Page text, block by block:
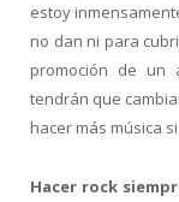
estoy
no dan ni para
promoción de un
tendrán que
hacer más música
Hacer rock